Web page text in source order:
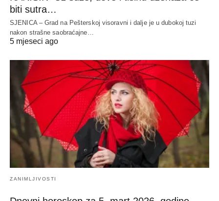
biti sutra…
SJENICA – Grad na Pešterskoj visoravni i dalje je u dubokoj tuzi
nakon strašne saobraćajne…
5 mjeseci ago
ZANIMLJIVOSTI